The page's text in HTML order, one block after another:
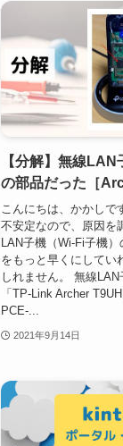
【分解】無線LAN
の部品だった［
こんにちは、かかしで
不安定なので、原因を
LAN子機（Wi-Fi子機
をもっと早くにしてい
しれません。 無線
「TP-Link Archer
PCE-...
2021年9月14日